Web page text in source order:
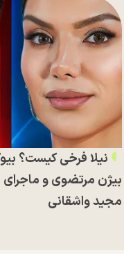
نیلا فرخی کیست؟
بیژن مرتضوی و ماجرای
مجید واشقانی